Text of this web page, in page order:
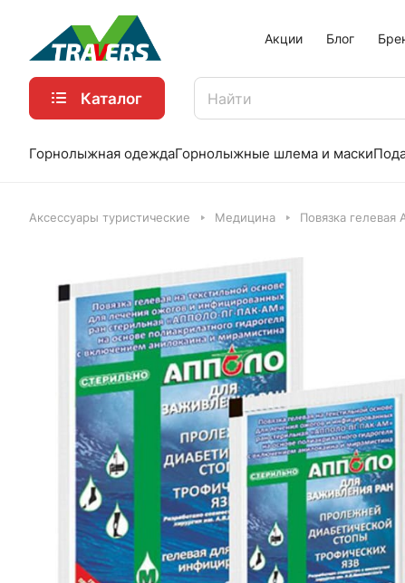
Акции Блог
Каталог
Горнолыжная одеждаГорнолыжные шлема и маски
Аксессуары туристические Медицина Повязка